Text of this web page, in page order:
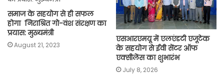
समाज के सहयोग से ही सफल
होगा निराश्रित गो-वंश संरक्षण का
प्रयास: मुख्यमंत्री
August 21, 2023
एसआरएमयू में एलएंडटी एजूटेक
के सहयोग से ईवी सेंटर ऑफ
एक्सीलेंस का शुभारंभ
July 8, 2026